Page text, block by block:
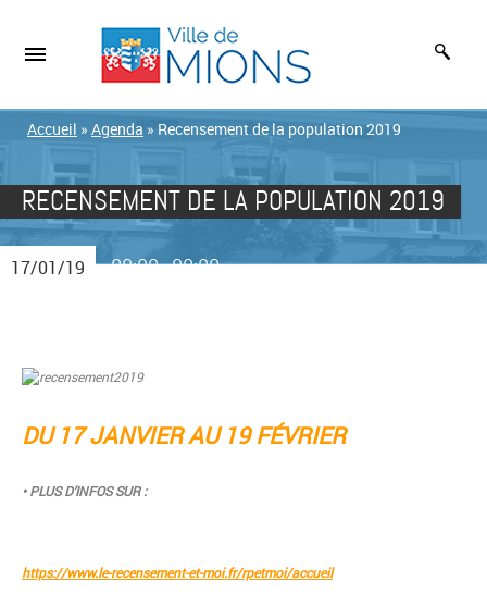
Accueil » Agenda » Recensement de la population 2019
RECENSEMENT DE LA POPULATION 2019
17/01/19 00:00-00:00
DU 17 JANVIER AU 19 FÉVRIER
• PLUS D’INFOS SUR :
https://www.le-recensement-et-moi.fr/rpetmoi/accueil